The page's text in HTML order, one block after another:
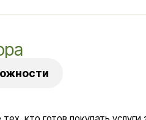
услуги запуска